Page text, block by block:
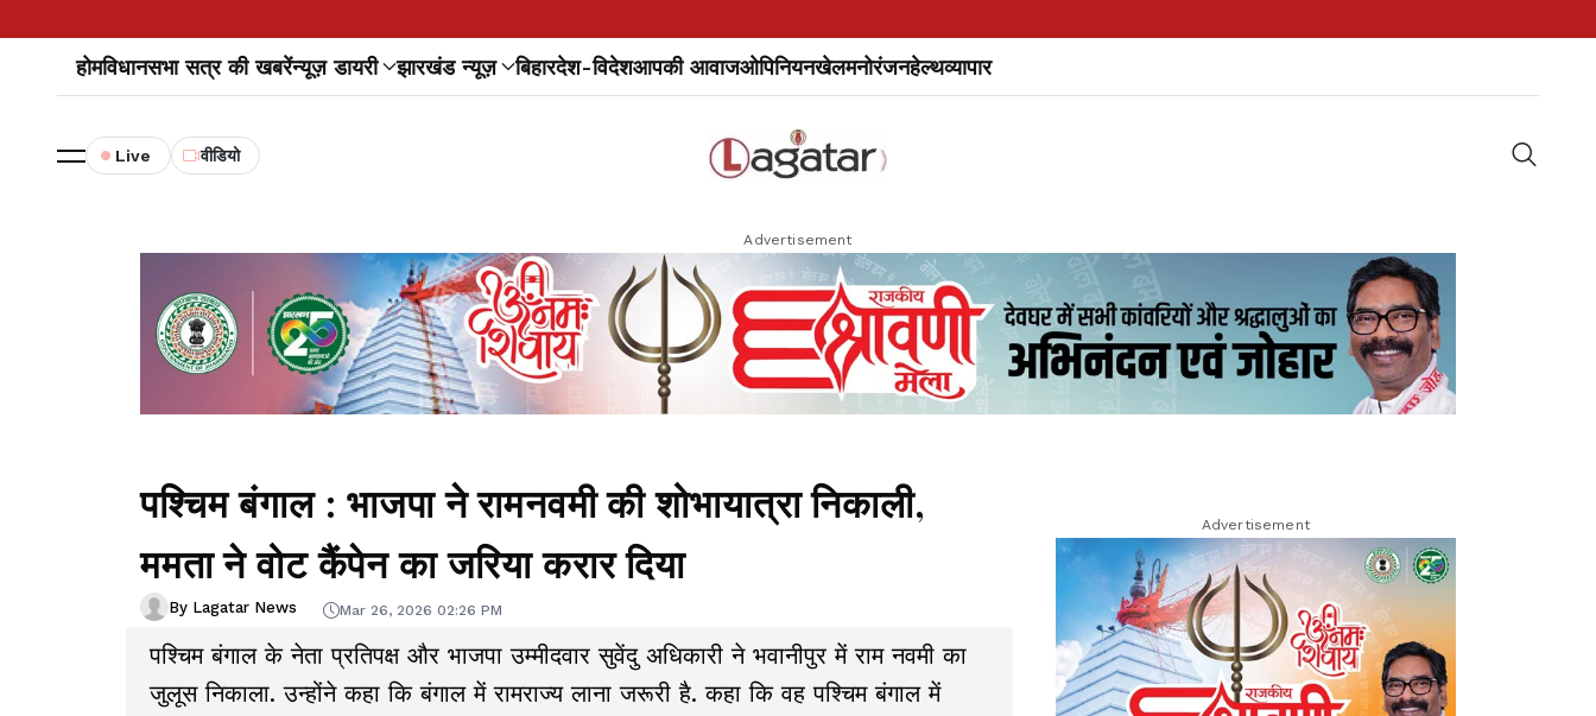
होमविधानसभा सत्र की खबरेंन्यूज़ डायरी झारखंड न्यूज़ बिहारदेश-विदेशआपकी आवाजओपिनियनखेलमनोरंजनहेल्थव्यापार
Live वीडियो
Advertisement
पश्चिम बंगाल : भाजपा ने रामनवमी की शोभायात्रा निकाली,
ममता ने वोट कैंपेन का जरिया करार दिया
By Lagatar News Mar 26, 2026 02:26 PM
पश्चिम बंगाल के नेता प्रतिपक्ष और भाजपा उम्मीदवार सुवेंदु अधिकारी ने भवानीपुर में राम नवमी का
जुलूस निकाला. उन्होंने कहा कि बंगाल में रामराज्य लाना जरूरी है. कहा कि वह पश्चिम बंगाल में
Advertisement